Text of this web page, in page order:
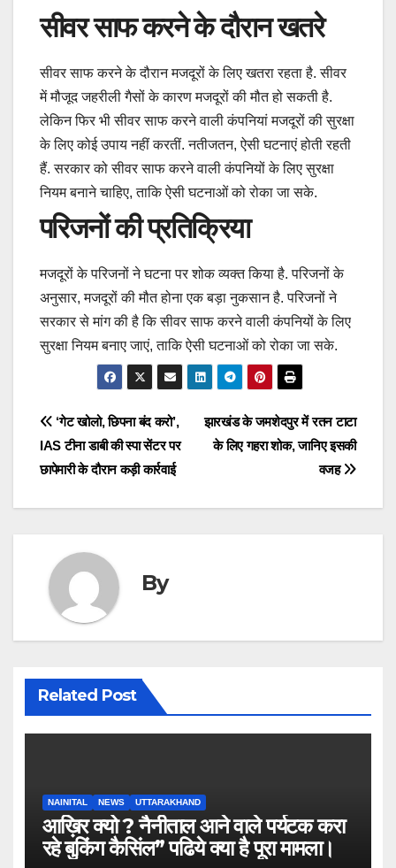
सीवर साफ करने के दौरान खतरे
सीवर साफ करने के दौरान मजदूरों के लिए खतरा रहता है. सीवर
में मौजूद जहरीली गैसों के कारण मजदूरों की मौत हो सकती है.
लेकिन फिर भी सीवर साफ करने वाली कंपनियां मजदूरों की सुरक्षा
के लिए कोई उपाय नहीं करतीं. नतीजतन, ऐसी घटनाएं होती रहती
हैं. सरकार को सीवर साफ करने वाली कंपनियों के लिए सुरक्षा
नियम बनाने चाहिए, ताकि ऐसी घटनाओं को रोका जा सके.
परिजनों की प्रतिक्रिया
मजदूरों के परिजनों ने घटना पर शोक व्यक्त किया है. परिजनों के
अनुसार, मजदूरों की मौत होना एक बड़ा नुकसान है. परिजनों ने
सरकार से मांग की है कि सीवर साफ करने वाली कंपनियों के लिए
सुरक्षा नियम बनाए जाएं, ताकि ऐसी घटनाओं को रोका जा सके.
Post
navigation
झारखंड के जमशेदपुर में रतन टाटा
के लिए गहरा शोक, जानिए इसकी
वजह
‘गेट खोलो, छिपना बंद करो’,
IAS टीना डाबी की स्पा सेंटर पर
छापेमारी के दौरान कड़ी कार्रवाई
By
Related Post
NAINITAL NEWS UTTARAKHAND
आख़िर क्यो ? नैनीताल आने वाले पर्यटक करा
रहे बुकिंग कैसिंल” पढिये क्या है पूरा मामला।